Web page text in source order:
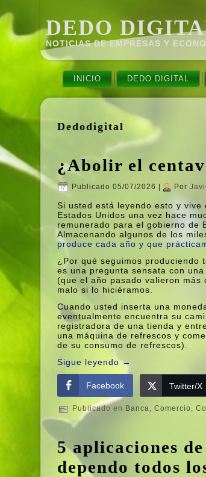
DEDO
NOTICIAS DE EMPRESAS Y
INICIO DEDO DIGITAL
Dedodigital
¿Abolir el
Publicado 05/07/2026 Por
Si usted está leyendo esto y
Estados Unidos una vez hace
remunerado para el gobierno de
Almacenando algunos de los
produce cada año y que
¿Por qué seguimos produciendo
es una pregunta sensata con
(que el año pasado valieron
malo si lo hiciéramos.
Cuando usted inserta una
eventualmente encuentra su
registradora de una tienda y
una máquina de refrescos y
de su consumo de refrescos).
Sigue leyendo→
Facebook Twitter/X
Publicado en Banca,Comercio ,
5 aplicaciones
dependo todos